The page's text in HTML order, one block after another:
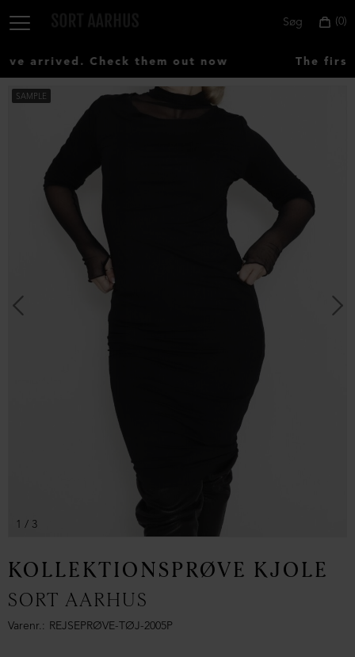
land:
Denmark
0
Søg
arrived. Check them out now The first
SAMPLE
1 / 3
KOLLEKTIONSPRØVE KJOLE
SORT AARHUS
Varenr. REJSEPRØVE-TØJ-2005P